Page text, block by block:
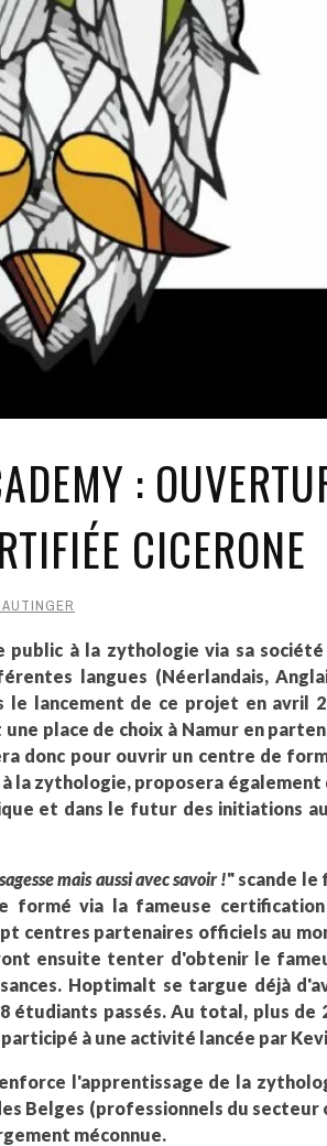
:
CICERONE
public à la zythologie via sa
langues (Néerlandais,
lancement de ce projet en avril
place de choix à Namur en
donc pour ouvrir un centre de
la zythologie, proposera
et dans le futur des initiations
mais aussi avec savoir !" scande
formé via la fameuse
centres partenaires officiels au
ensuite tenter d'obtenir le
Hoptimalt se targue déjà
étudiants passés. Au total, plus de
à une activité lancée par
l'apprentissage de la
Belges (professionnels du secteur
méconnue.